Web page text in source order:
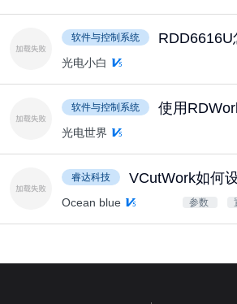
软件与控制系统
光电小白
软件与控制系统 使用
光电世界
睿达科技 VCutWork如何
Ocean blue 参数